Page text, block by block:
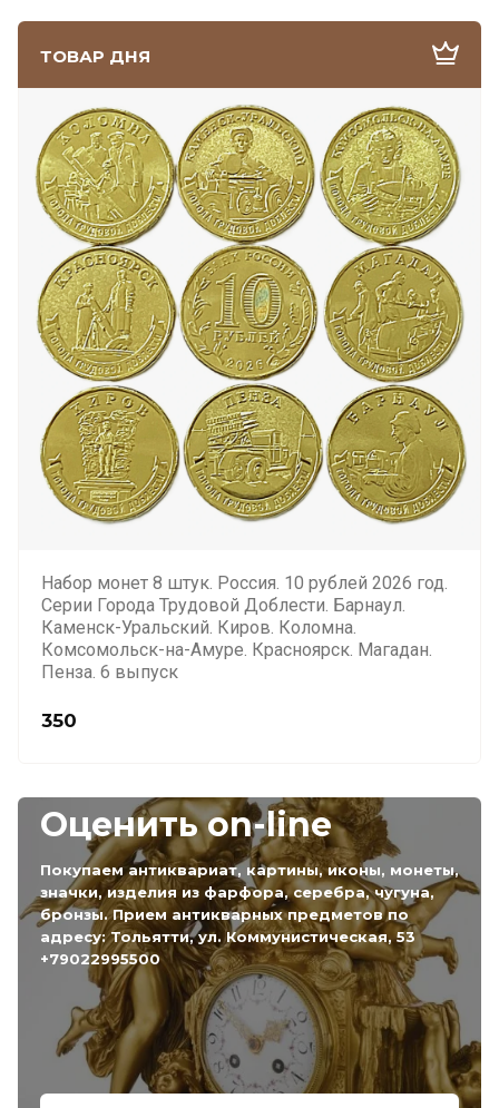
ТОВАР ДНЯ
Набор монет 8 штук. Россия. 10 рублей 2026 год.
Серии Города Трудовой Доблести. Барнаул.
Каменск-Уральский. Киров. Коломна.
Комсомольск-на-Амуре. Красноярск. Магадан.
Пенза. 6 выпуск
350
Оценить on-line
Покупаем антиквариат, картины, иконы, монеты,
значки, изделия из фарфора, серебра, чугуна,
бронзы. Прием антикварных предметов по
адресу: Тольятти, ул. Коммунистическая, 53
+79022995500